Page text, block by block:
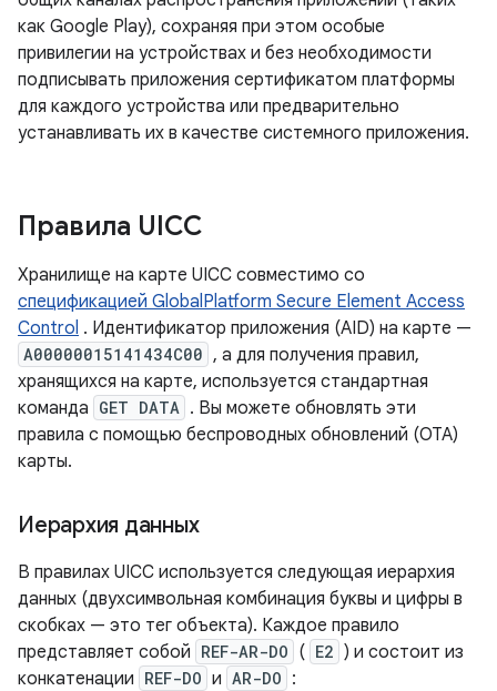
как Google Play), сохраняя при этом особые
привилегии на устройствах и без необходимости
подписывать приложения сертификатом платформы
для каждого устройства или предварительно
устанавливать их в качестве системного приложения.
Правила UICC
Хранилище на карте UICC совместимо со
спецификацией GlobalPlatform Secure Element Access
Control . Идентификатор приложения (AID) на карте —
A00000015141434C00 , а для получения правил,
хранящихся на карте, используется стандартная
команда GET DATA . Вы можете обновлять эти
правила с помощью беспроводных обновлений (OTA)
карты.
Иерархия данных
В правилах UICC используется следующая иерархия
данных (двухсимвольная комбинация буквы и цифры в
скобках — это тег объекта). Каждое правило
представляет собой REF-AR-DO ( E2 ) и состоит из
конкатенации REF-DO и AR-DO :